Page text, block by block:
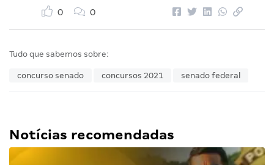
0 0
Tudo que sabemos sobre:
concurso senado concursos 2021 senado federal
Notícias recomendadas